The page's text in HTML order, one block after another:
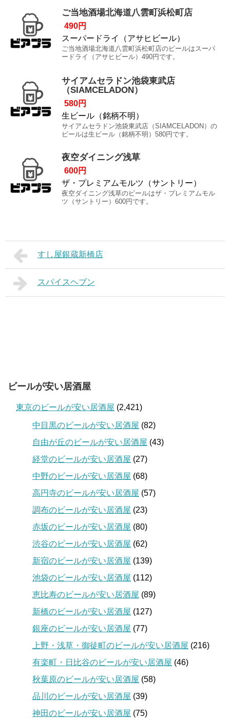
ご当地酒場北海道八雲町浜松町店
490円
スーパードライ（アサヒビール）
ご当地酒場北海道八雲町浜松町店のビールはスーパ
ードライ（アサヒビール）490円です。
サイアムセラドン池袋東武店
（SIAMCELADON）
580円
生ビール（銘柄不明）
サイアムセラドン池袋東武店（SIAMCELADON）の
ビールは生ビール（銘柄不明）580円です。
夜空ダイニング浅草
600円
ザ・プレミアムモルツ（サントリー）
夜空ダイニング浅草のビールはザ・プレミアムモル
ツ（サントリー）600円です。
すし屋銀蔵新橋店
スパイスヘブン
ビールが安い居酒屋
東京のビールが安い居酒屋 (2,421)
中目黒のビールが安い居酒屋 (82)
自由が丘のビールが安い居酒屋 (43)
経堂のビールが安い居酒屋 (27)
中野のビールが安い居酒屋 (68)
高円寺のビールが安い居酒屋 (57)
調布のビールが安い居酒屋 (23)
赤坂のビールが安い居酒屋 (80)
渋谷のビールが安い居酒屋 (62)
新宿のビールが安い居酒屋 (139)
池袋のビールが安い居酒屋 (112)
恵比寿のビールが安い居酒屋 (89)
新橋のビールが安い居酒屋 (127)
銀座のビールが安い居酒屋 (77)
上野・浅草・御徒町のビールが安い居酒屋 (216)
有楽町・日比谷のビールが安い居酒屋 (46)
秋葉原のビールが安い居酒屋 (58)
品川のビールが安い居酒屋 (39)
神田のビールが安い居酒屋 (75)